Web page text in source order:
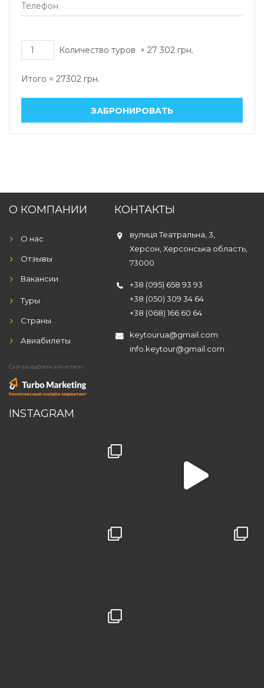
Количество туров × 27 302 грн.
Итого = 27302 грн.
КОНТАКТЫ
вулиця Театральна, 3,
Херсон, Херсонська область,
73000
+38 (095) 658 93 93
+38 (050) 309 34 64
+38 (068) 166 60 64
keytourua@gmail.com
info.keytour@gmail.com
О КОМПАНИИ
О нас
Отзывы
Вакансии
Туры
Страны
Авиабилеты
Сайт разработан агентством
INSTAGRAM